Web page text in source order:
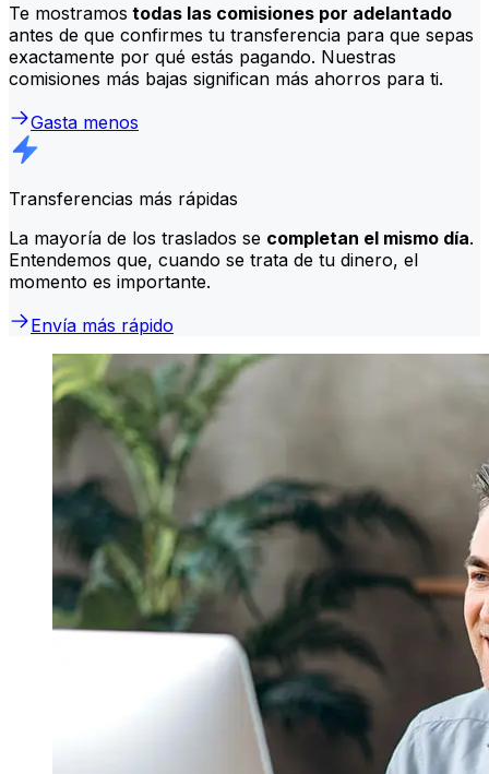
Te mostramos todas las comisiones por adelantado
antes de que confirmes tu transferencia para que sepas
exactamente por qué estás pagando. Nuestras
comisiones más bajas significan más ahorros para ti.
Gasta menos
Transferencias más rápidas
La mayoría de los traslados se completan el mismo día.
Entendemos que, cuando se trata de tu dinero, el
momento es importante.
Envía más rápido